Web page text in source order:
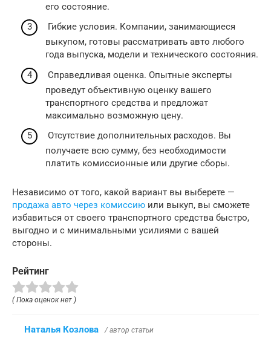
его состояние.
Гибкие условия. Компании, занимающиеся
выкупом, готовы рассматривать авто любого
года выпуска, модели и технического состояния.
Справедливая оценка. Опытные эксперты
проведут объективную оценку вашего
транспортного средства и предложат
максимально возможную цену.
Отсутствие дополнительных расходов. Вы
получаете всю сумму, без необходимости
платить комиссионные или другие сборы.
Независимо от того, какой вариант вы выберете —
продажа авто через комиссию или выкуп, вы сможете
избавиться от своего транспортного средства быстро,
выгодно и с минимальными усилиями с вашей
стороны.
Рейтинг
( Пока оценок нет )
Наталья Козлова / автор статьи